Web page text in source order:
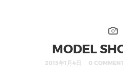
MODEL
2015年1月4日 0